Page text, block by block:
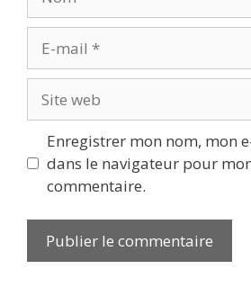
mail
web
Enregistrer mon nom, mon
dans le navigateur pour
commentaire.